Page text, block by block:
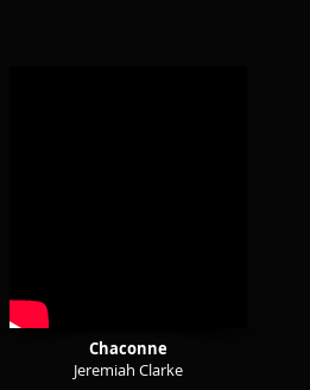
Chaconne
Jeremiah Clarke